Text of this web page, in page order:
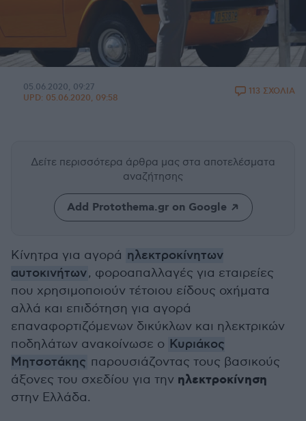
05.06.2020, 09:27
UPD: 05.06.2020, 09:58
113 ΣΧΟΛΙΑ
Δείτε περισσότερα άρθρα μας στα αποτελέσματα
αναζήτησης
Add Protothema.gr on Google
Κίνητρα για αγορά ηλεκτροκίνητων
αυτοκινήτων, φοροαπαλλαγές για εταιρείες
που χρησιμοποιούν τέτοιου είδους οχήματα
αλλά και επιδότηση για αγορά
επαναφορτιζόμενων δικύκλων και ηλεκτρικών
ποδηλάτων ανακοίνωσε ο Κυριάκος
Μητσοτάκης παρουσιάζοντας τους βασικούς
άξονες του σχεδίου για την ηλεκτροκίνηση
στην Ελλάδα.